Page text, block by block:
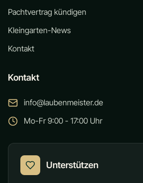
Pachtvertrag kündigen
Kleingarten-News
Kontakt
Kontakt
info@laubenmeister.de
Mo-Fr 9:00 - 17:00 Uhr
Unterstützen